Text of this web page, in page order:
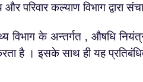
परिवार कल्याण विभाग द्वारा
के अन्तर्गत , औषधि
है । इसके साथ ही यह